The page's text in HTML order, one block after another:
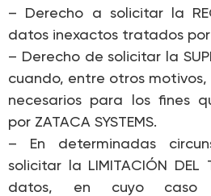
– Derecho a solicitar la
datos inexactos tratados por
– Derecho de solicitar la
cuando, entre otros
necesarios para los fines
por ZATACA SYSTEMS.
– En determinadas
solicitar la LIMITACIÓN DEL
datos, en cuyo caso